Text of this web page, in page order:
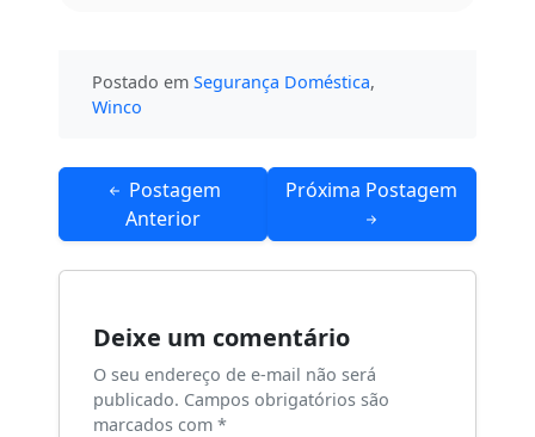
Postado emSegurança Doméstica,
Winco
Navegação
Post
Postagem
Anterior
Próxima Postagem
Deixe um comentário
O seu endereço de e-mail não será
publicado. Campos obrigatórios são
marcados com*